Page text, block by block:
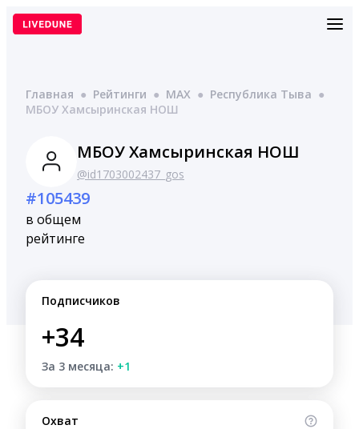
Перейти
Главная ● Рейтинги ● MAX ● Республика Тыва ●
МБОУ Хамсыринская НОШ
МБОУ Хамсыринская НОШ
@id1703002437_gos
#105439
в общем
рейтинге
Подписчиков
+34
За 3 месяца: +1
Охват